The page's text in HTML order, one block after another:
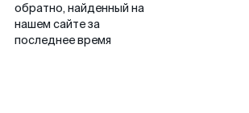
обратно, найденный на
нашем сайте за
последнее время